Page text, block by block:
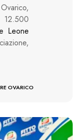
Leone
OVARICO